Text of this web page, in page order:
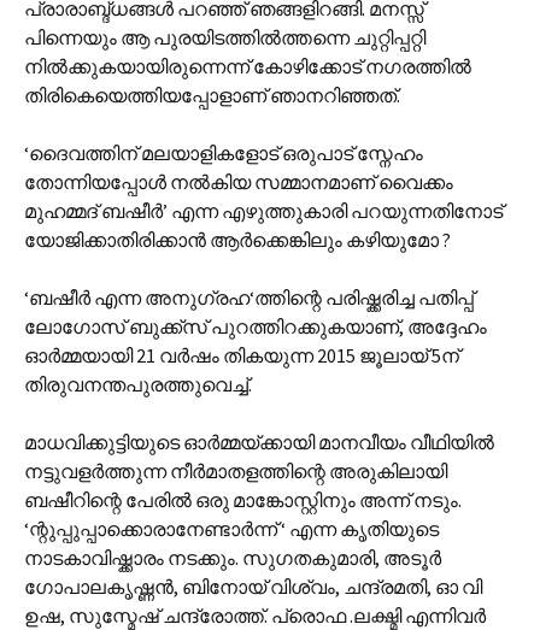
പ്രാരാബ്ദ്ധങ്ങൾ പറഞ്ഞ് ഞങ്ങളിറങ്ങി. മനസ്സ്
പിന്നെയും ആ പുരയിടത്തിൽത്തന്നെ ചുറ്റിപ്പറ്റി
നിൽക്കുകയായിരുന്നെന്ന് കോഴിക്കോട് നഗരത്തിൽ
തിരികെയെത്തിയപ്പോളാണ് ഞാനറിഞ്ഞത്.
‘ദൈവത്തിന് മലയാളികളോട് ഒരുപാട് സ്നേഹം
തോന്നിയപ്പോൾ നൽകിയ സമ്മാനമാണ് വൈക്കം
മുഹമ്മദ് ബഷീർ’ എന്ന എഴുത്തുകാരി പറയുന്നതിനോട്
യോജിക്കാതിരിക്കാൻ ആർക്കെങ്കിലും കഴിയുമോ ?
‘ബഷീർ എന്ന അനുഗ്രഹ‘ത്തിന്റെ പരിഷ്ക്കരിച്ച പതിപ്പ്
ലോഗോസ് ബുക്ക്സ് പുറത്തിറക്കുകയാണ്, അദ്ദേഹം
ഓർമ്മയായി 21 വർഷം തികയുന്ന 2015 ജൂലായ് 5ന്
തിരുവനന്തപുരത്തുവെച്ച്.
മാധവിക്കുട്ടിയുടെ ഓർമ്മയ്ക്കായി മാനവീയം വീഥിയിൽ
നട്ടുവളർത്തുന്ന നീർമാതളത്തിന്റെ അരുകിലായി
ബഷീറിന്റെ പേരിൽ ഒരു മാങ്കോസ്റ്റിനും അന്ന് നടും.
‘ന്റുപ്പുപ്പാക്കൊരാനേണ്ടാർന്ന് ‘ എന്ന കൃതിയുടെ
നാടകാവിഷ്ക്കാരം നടക്കും. സുഗതകുമാരി, അടൂർ
ഗോപാലകൃഷ്ണൻ, ബിനോയ്‌ വിശ്വം, ചന്ദ്രമതി, ഓ വി
ഉഷ, സുസ്മേഷ് ചന്ദ്രോത്ത്. പ്രൊഫ .ലക്ഷ്മി എന്നിവർ